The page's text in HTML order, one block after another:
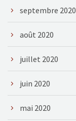
septembre 2020
août 2020
juillet 2020
juin 2020
mai 2020